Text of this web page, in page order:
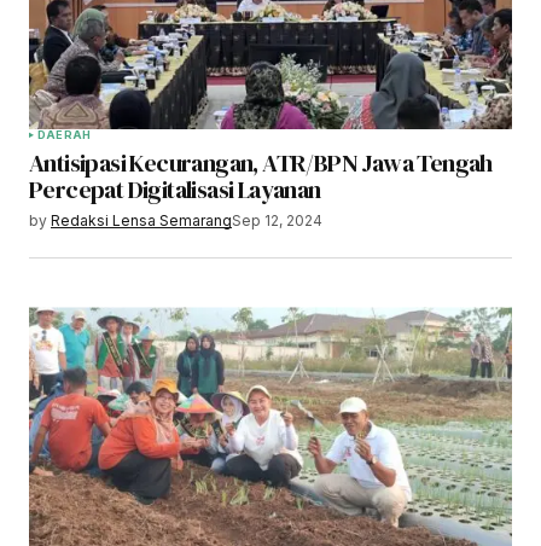
DAERAH
Antisipasi Kecurangan, ATR/BPN Jawa Tengah
Percepat Digitalisasi Layanan
by Redaksi Lensa SemarangSep 12, 2024